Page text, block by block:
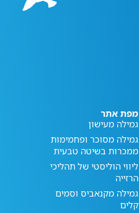
מפת אתר
גמילה מעישון
גמילה מסוכר ופחמימות
ממכרות בשיטה טבעית
ליווי הוליסטי של תהליכי
הרזייה
גמילה מקנאביס וסמים
קלים